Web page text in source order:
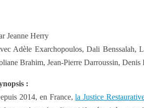
Jeanne Herry
Adèle Exarchopoulos, Dali
Brahim, Jean-Pierre Darroussin,
:
2014, en France,la Justice